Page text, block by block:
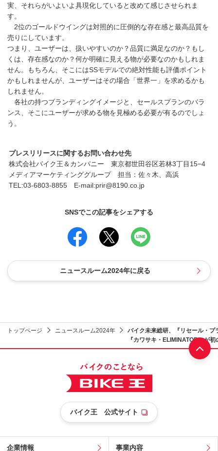
実、それらがいよいよ具現化していると改めて感じさせられま
す。
2位のゴールドウイングは対照的に圧倒的な存在感と最高品質を
売りにしています。
つまり、ユーザーは、扱いやすいのか？品質に満足なのか？もし
くは、存在感なのか？何か明確に見える物が必要なのかもしれま
せん。もちろん、そこにはSSモデルでの絶対性能も評価ポイント
かもしれませんが、ユーザーはその場合「世界一」を求めるかも
しれません。
各社の持つブランディングイメージと、セールスプランのバラ
ンス、そこにユーザーが求める物を見極める必要が有るのでしょ
う。
プレスリリースに関するお問い合わせ先
株式会社バイク王＆カンパニー 東京都世田谷区若林3丁目15−4
メディアマーケティンググループ 担当：佐々木、高浜
TEL:03-6803-8855 E-mail:prir@8190.co.jp
SNSでこの記事をシェアする
ニュースルーム2024年に戻る
トップページ ニュースルーム2024年
バイク未来総研、『リセール・プ
『カワサキ・ELIMINATOR』が
バイク王 公式サイト
企業情報 事業内容